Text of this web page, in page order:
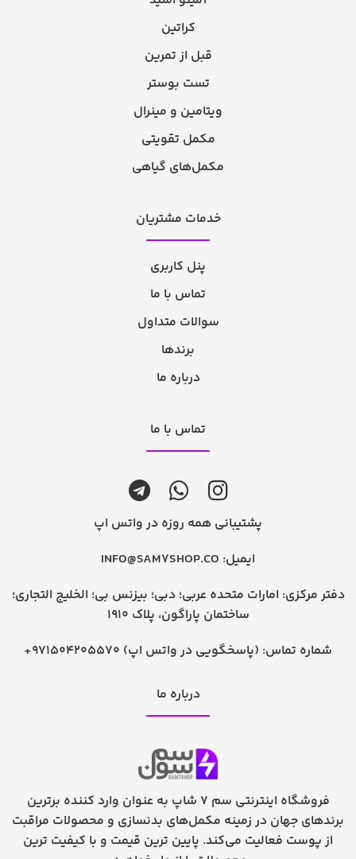
کراتین
قبل از تمرین
تست بوستر
ویتامین و مینرال
مکمل تقویتی
مکمل‌های گیاهی
خدمات مشتریان
پنل کاربری
تماس با ما
سوالات متداول
برندها
درباره ما
تماس با ما
پشتیبانی همه روزه در واتس اپ
ایمیل: INFO@SAM7SHOP.CO
دفتر مرکزی: امارات متحده عربی؛ دبی؛ بیزنس بی؛ الخلیج التجاری؛
ساختمان پاراگون، پلاک 1910
شماره تماس: +971504205570 (پاسخگویی در واتس اپ)
درباره ما
فروشگاه اینترنتی سم 7 شاپ به عنوان وارد کننده برترین
برندهای جهان در زمینه مکمل‌های بدنسازی و محصولات مراقبت
از پوست فعالیت می‌کند. پایین ترین قیمت و با کیفیت ترین